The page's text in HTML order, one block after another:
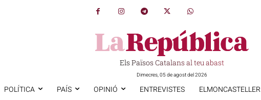
Els Països Catalans al teu abast
Dimecres, 05 de agost del 2026
POLÍTICA PAÍS OPINIÓ ENTREVISTES ELMONCASTELLER